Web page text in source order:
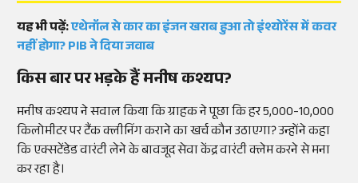
यह भी पढ़ें:एथेनॉल से कार का इंजन खराब हुआ तो इंश्योरेंस में कवर
नहीं होगा? PIB ने दिया जवाब
किस बार पर भड़के हैं मनीष कश्यप?
मनीष कश्यप ने सवाल किया कि ग्राहक ने पूछा कि हर 5,000-10,000
किलोमीटर पर टैंक क्लीनिंग कराने का खर्च कौन उठाएगा? उन्होंने कहा
कि एक्सटेंडेड वारंटी लेने के बावजूद सेवा केंद्र वारंटी क्लेम करने से मना
कर रहा है।